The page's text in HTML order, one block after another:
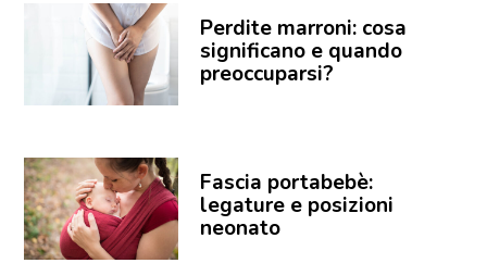
Perdite marroni: cosa
significano e quando
preoccuparsi?
Fascia portabebè:
legature e posizioni
neonato